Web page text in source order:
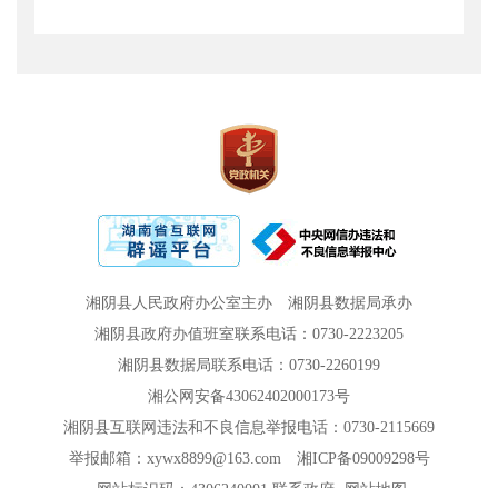
湘阴县人民政府办公室主办
湘阴县数据局承办
湘阴县政府办值班室联系电话：0730-2223205
湘阴县数据局联系电话：0730-2260199
湘公网安备43062402000173号
湘阴县互联网违法和不良信息举报电话：0730-2115669
举报邮箱：xywx8899@163.com
湘ICP备09009298号